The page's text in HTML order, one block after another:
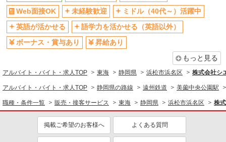
Web面接OK
未経験歓迎
ミドル（40代～）活躍中
英語が活かせる
語学力を活かせる（英語以外）
ボーナス・賞与あり
昇給あり
もっと見る
アルバイト・バイト・求人TOP 東海 静岡県 浜松市浜名区 株式会社シ
アルバイト・バイト・求人TOP 静岡県の路線 遠州鉄道 美薗中央公園駅
職種・条件一覧 販売・接客サービス 東海 静岡県 浜松市浜名区 株
掲載ご希望のお客様へ よくある質問